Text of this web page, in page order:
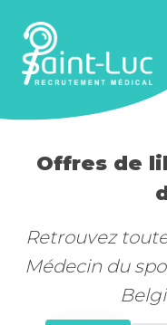
Offres de
Retrouvez
Médecin du